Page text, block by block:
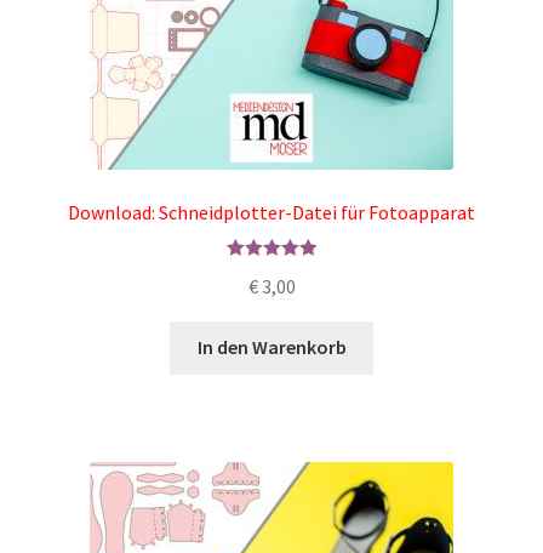
Download: Schneidplotter-Datei für Fotoapparat
von 5
€3,00
In den Warenkorb